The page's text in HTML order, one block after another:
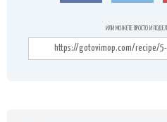
ИЛИ МОЖЕТЕ ПРОСТО И